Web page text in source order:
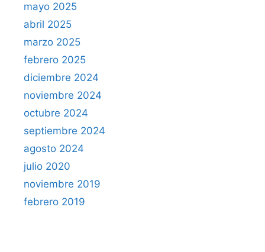
mayo 2025
abril 2025
marzo 2025
febrero 2025
diciembre 2024
noviembre 2024
octubre 2024
septiembre 2024
agosto 2024
julio 2020
noviembre 2019
febrero 2019